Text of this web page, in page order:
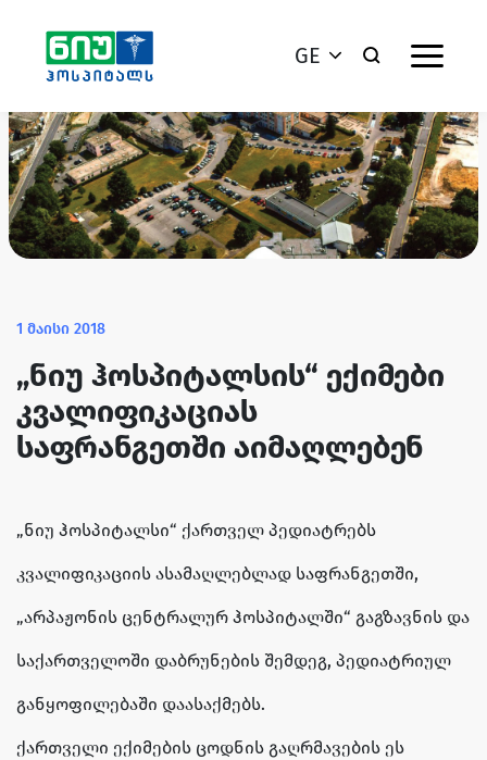
GE
1 მაისი 2018
„ნიუ ჰოსპიტალსის“ ექიმები
კვალიფიკაციას
საფრანგეთში აიმაღლებენ
„ნიუ ჰოსპიტალსი“ ქართველ პედიატრებს
კვალიფიკაციის ასამაღლებლად საფრანგეთში,
„არპაჟონის ცენტრალურ ჰოსპიტალში“ გაგზავნის და
საქართველოში დაბრუნების შემდეგ, პედიატრიულ
განყოფილებაში დაასაქმებს.
ქართველი ექიმების ცოდნის გაღრმავების ეს